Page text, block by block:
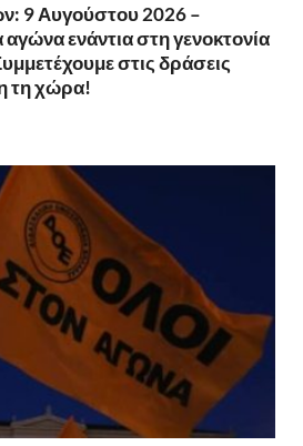
9 Αυγούστου 2026 –
ενάντια στη γενοκτονία
στις δράσεις
τη χώρα!